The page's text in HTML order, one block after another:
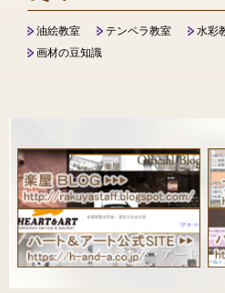
油絵教室 テンペラ教室 水彩
画材の豆知識